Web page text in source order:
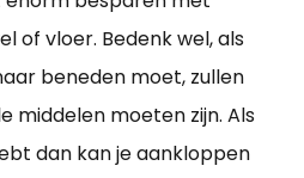
of vloer. Bedenk wel, als
beneden moet, zullen
middelen moeten zijn. Als
dan kan je aankloppen